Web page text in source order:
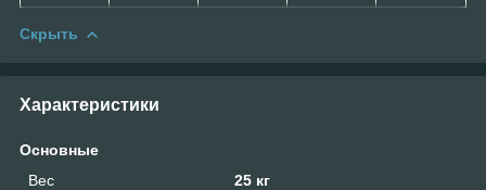
Скрыть
Характеристики
Основные
Вес
25 кг